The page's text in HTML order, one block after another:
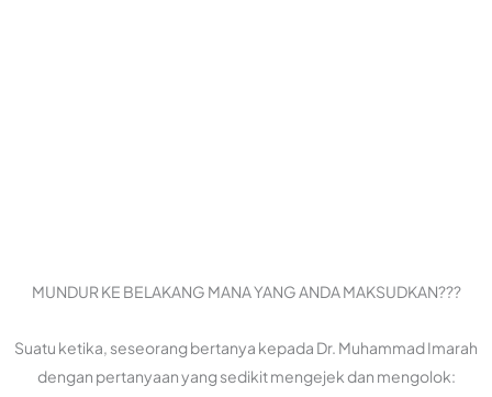
MUNDUR KE BELAKANG MANA YANG ANDA MAKSUDKAN???
Suatu ketika, seseorang bertanya kepada Dr. Muhammad Imarah
dengan pertanyaan yang sedikit mengejek dan mengolok: